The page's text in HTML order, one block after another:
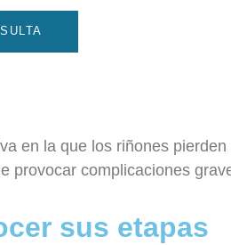
en la que los riñones
provocar complicaciones
sus etapas